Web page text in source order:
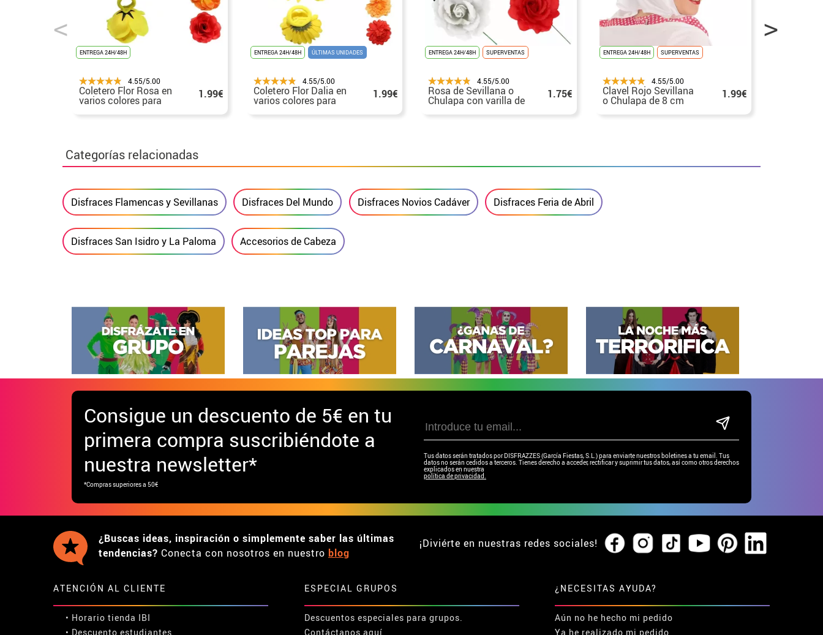
ENTREGA 24H/48H
4.55/5.00
Coletero Flor Rosa en
varios colores para
Chulapas
1.99€
ENTREGA 24H/48H ÚLTIMAS UNIDADES
4.55/5.00
Coletero Flor Dalia en
varios colores para
Chulapas
1.99€
ENTREGA 24H/48H SUPERVENTAS
4.55/5.00
Rosa de Sevillana o
Chulapa con varilla de
15 cm en varios
colores
1.75€
ENTREGA 24H/48H SUPERVENTAS
4.55/5.00
Clavel Rojo Sevillana
o Chulapa de 8 cm
con Pinza
1.99€
Categorías relacionadas
Disfraces Flamencas y Sevillanas Disfraces Del Mundo Disfraces Novios Cadáver Disfraces Feria de Abril
Disfraces San Isidro y La Paloma Accesorios de Cabeza
Consigue un descuento de 5€ en tu
primera compra suscribiéndote a
nuestra newsletter*
*Compras superiores a 50€
Tus datos serán tratados por DISFRAZZES (García Fiestas, S.L.) para enviarte nuestros boletines a tu email. Tus
datos no serán cedidos a terceros. Tienes derecho a acceder, rectificar y suprimir tus datos, así como otros derechos
explicados en nuestra
política de privacidad.
¿Buscas ideas, inspiración o simplemente saber las últimas
tendencias? Conecta con nosotros en nuestro blog
¡Diviérte en nuestras redes sociales!
ATENCIÓN AL CLIENTE
• Horario tienda IBI
• Descuento estudiantes
ESPECIAL GRUPOS
Descuentos especiales para grupos.
Contáctanos aquí
¿NECESITAS AYUDA?
Aún no he hecho mi pedido
Ya he realizado mi pedido